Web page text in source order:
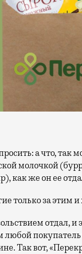
молочкой
как же он ее
только за этим и
отдал,
любой
Так вот,